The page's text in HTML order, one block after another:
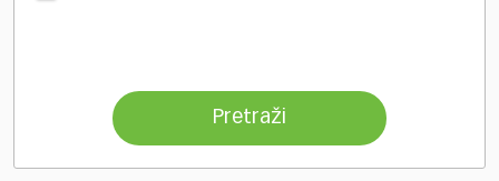
Pretraži